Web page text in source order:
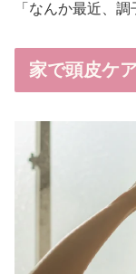
「なんか最近、
家で頭皮ケ